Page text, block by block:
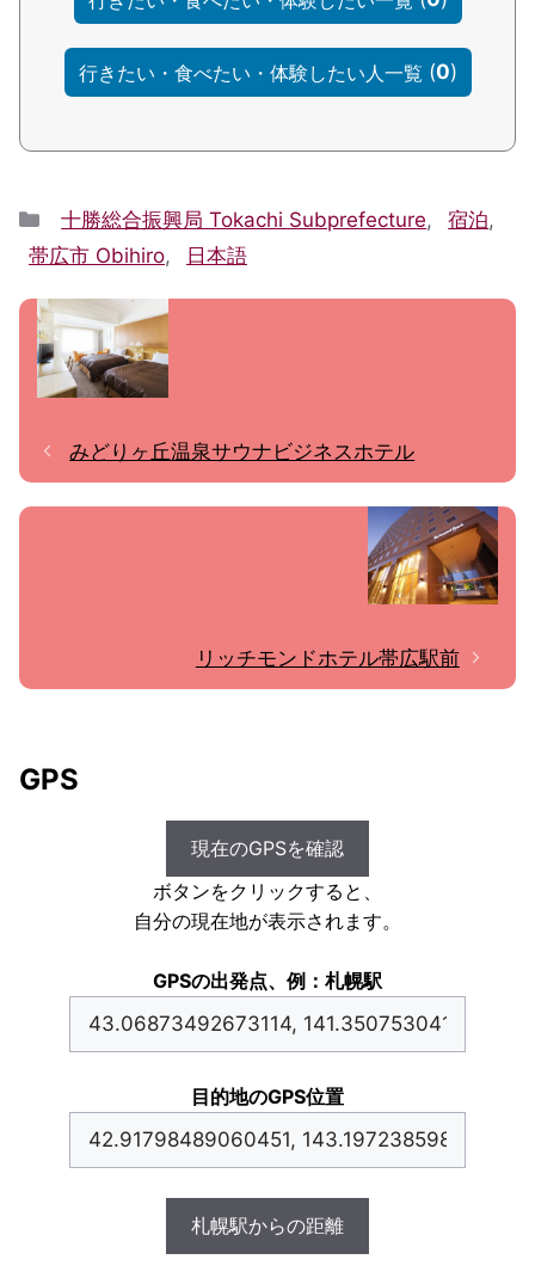
行きたい・食べたい・体験したい人一覧 (0)
Categories
十勝総合振興局 Tokachi Subprefecture, 宿泊,
帯広市 Obihiro, 日本語
みどりヶ丘温泉サウナビジネスホテル
リッチモンドホテル帯広駅前
GPS
現在のGPSを確認
ボタンをクリックすると、
自分の現在地が表示されます。
GPSの出発点、例：札幌駅
目的地のGPS位置
札幌駅からの距離